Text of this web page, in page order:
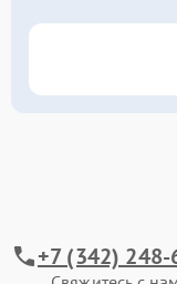
+7 (342)